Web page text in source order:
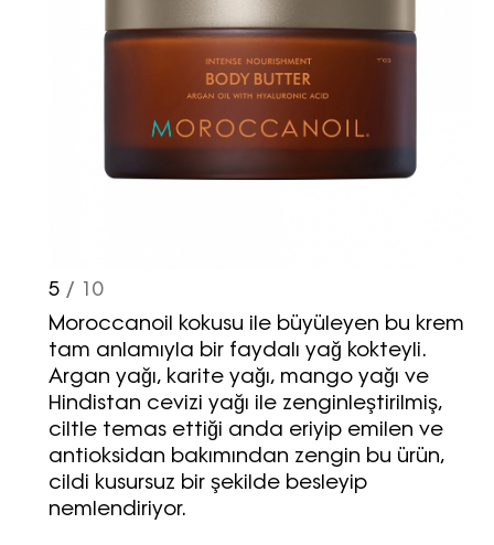
5 / 10
Moroccanoil kokusu ile büyüleyen bu krem
tam anlamıyla bir faydalı yağ kokteyli.
Argan yağı, karite yağı, mango yağı ve
Hindistan cevizi yağı ile zenginleştirilmiş,
ciltle temas ettiği anda eriyip emilen ve
antioksidan bakımından zengin bu ürün,
cildi kusursuz bir şekilde besleyip
nemlendiriyor.